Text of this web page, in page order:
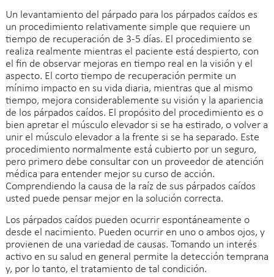
Un levantamiento del párpado para los párpados caídos es
un procedimiento relativamente simple que requiere un
tiempo de recuperación de 3-5 días. El procedimiento se
realiza realmente mientras el paciente está despierto, con
el fin de observar mejoras en tiempo real en la visión y el
aspecto. El corto tiempo de recuperación permite un
mínimo impacto en su vida diaria, mientras que al mismo
tiempo, mejora considerablemente su visión y la apariencia
de los párpados caídos. El propósito del procedimiento es o
bien apretar el músculo elevador si se ha estirado, o volver a
unir el músculo elevador a la frente si se ha separado. Este
procedimiento normalmente está cubierto por un seguro,
pero primero debe consultar con un proveedor de atención
médica para entender mejor su curso de acción.
Comprendiendo la causa de la raíz de sus párpados caídos
usted puede pensar mejor en la solución correcta.
Los párpados caídos pueden ocurrir espontáneamente o
desde el nacimiento. Pueden ocurrir en uno o ambos ojos, y
provienen de una variedad de causas. Tomando un interés
activo en su salud en general permite la detección temprana
y, por lo tanto, el tratamiento de tal condición.